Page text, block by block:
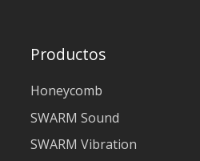
Productos
Honeycomb
SWARM Sound
SWARM Vibration